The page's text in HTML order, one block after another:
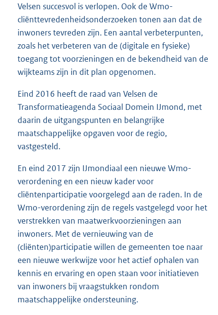
Velsen succesvol is verlopen. Ook de Wmo-
cliënttevredenheidsonderzoeken tonen aan dat de
inwoners tevreden zijn. Een aantal verbeterpunten,
zoals het verbeteren van de (digitale en fysieke)
toegang tot voorzieningen en de bekendheid van de
wijkteams zijn in dit plan opgenomen.
Eind 2016 heeft de raad van Velsen de
Transformatieagenda Sociaal Domein IJmond, met
daarin de uitgangspunten en belangrijke
maatschappelijke opgaven voor de regio,
vastgesteld.
En eind 2017 zijn IJmondiaal een nieuwe Wmo-
verordening en een nieuw kader voor
cliëntenparticipatie voorgelegd aan de raden. In de
Wmo-verordening zijn de regels vastgelegd voor het
verstrekken van maatwerkvoorzieningen aan
inwoners. Met de vernieuwing van de
(cliënten)participatie willen de gemeenten toe naar
een nieuwe werkwijze voor het actief ophalen van
kennis en ervaring en open staan voor initiatieven
van inwoners bij vraagstukken rondom
maatschappelijke ondersteuning.